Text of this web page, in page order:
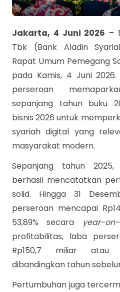
Jakarta, 4 Juni 2026 –
Tbk (Bank Aladin
Rapat Umum Pemegang
pada Kamis, 4 Juni
perseroan
sepanjang tahun buku
bisnis 2026 untuk
syariah digital yang
masyarakat modern.
Sepanjang tahun
berhasil mencatatkan
solid. Hingga 31
perseroan mencapai
53,89% secara year-
profitabilitas, laba
Rp150,7 miliar atau
dibandingkan tahun
Pertumbuhan juga